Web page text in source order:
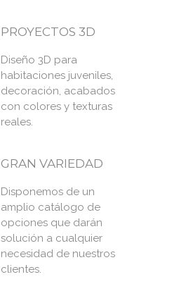
PROYECTOS 3D
Diseño 3D para
habitaciones juveniles,
decoración, acabados
con colores y texturas
reales.
GRAN VARIEDAD
Disponemos de un
amplio catálogo de
opciones que darán
solución a cualquier
necesidad de nuestros
clientes.